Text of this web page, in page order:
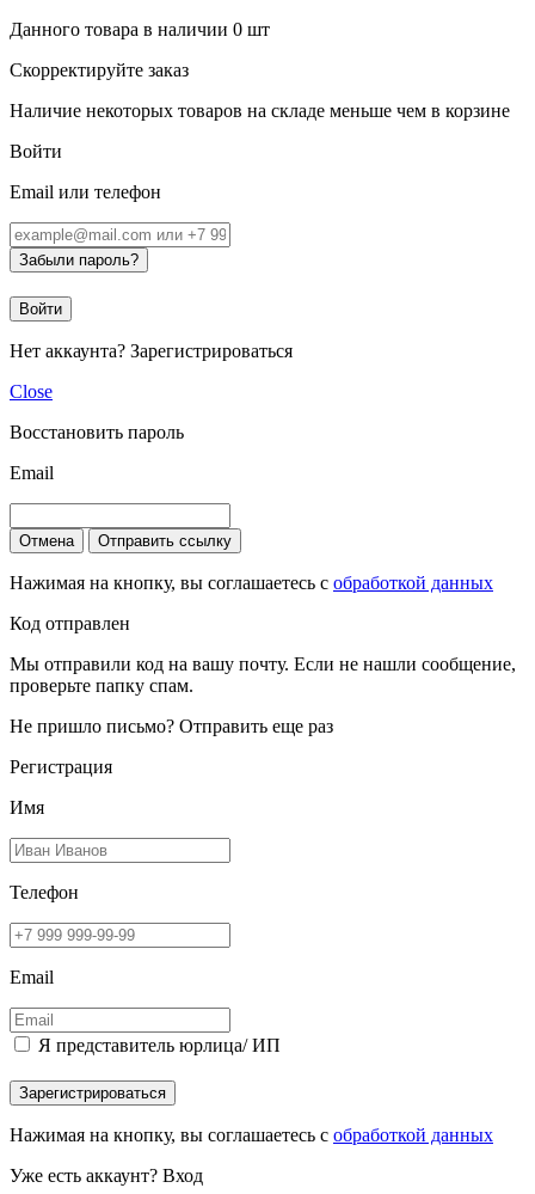
Данного товара в наличии 0 шт
Скорректируйте заказ
Наличие некоторых товаров на складе меньше чем в корзине
Войти
Email или телефон
Забыли пароль?
Войти
Нет аккаунта? Зарегистрироваться
Close
Восстановить пароль
Email
Отмена Отправить ссылку
Нажимая на кнопку, вы соглашаетесь с обработкой данных
Код отправлен
Мы отправили код на вашу почту. Если не нашли сообщение,
проверьте папку спам.
Не пришло письмо? Отправить еще раз
Регистрация
Имя
Телефон
Email
Я представитель юрлица/ ИП
Зарегистрироваться
Нажимая на кнопку, вы соглашаетесь с обработкой данных
Уже есть аккаунт? Вход